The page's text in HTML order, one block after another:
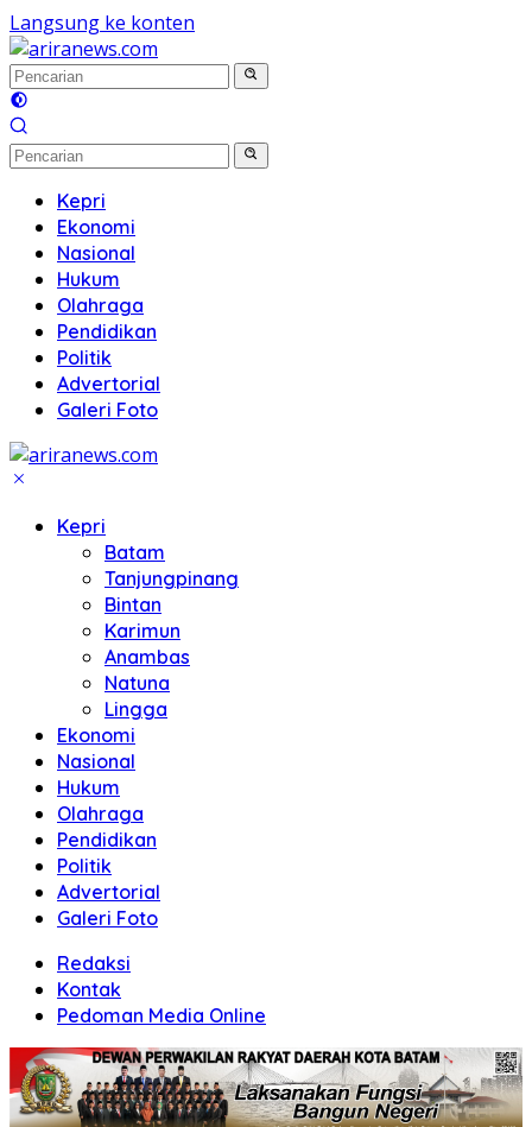
Langsung ke konten
Kepri
Ekonomi
Nasional
Hukum
Olahraga
Pendidikan
Politik
Advertorial
Galeri Foto
Kepri
Batam
Tanjungpinang
Bintan
Karimun
Anambas
Natuna
Lingga
Ekonomi
Nasional
Hukum
Olahraga
Pendidikan
Politik
Advertorial
Galeri Foto
Redaksi
Kontak
Pedoman Media Online